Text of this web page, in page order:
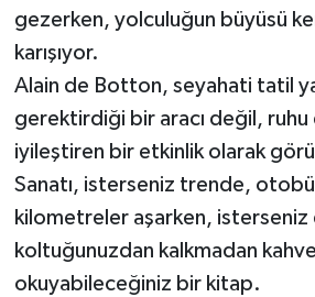
gezerken, yolculuğun büyüsü
karışıyor.
Alain de Botton, seyahati tatil
gerektirdiği bir aracı değil, ruhu
iyileştiren bir etkinlik olarak
Sanatı, isterseniz trende,
kilometreler aşarken, isterseniz
koltuğunuzdan kalkmadan
okuyabileceğiniz bir kitap.